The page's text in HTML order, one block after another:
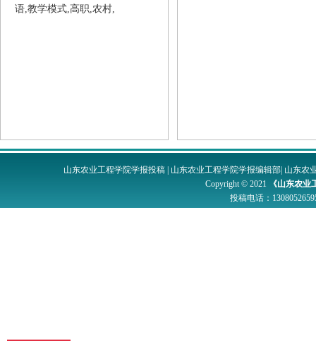
语,教学模式,高职,农村,
山东农业工程学院学报投稿 山东农业工程学院学报编辑部 山东农
Copyright © 2021
《山东农
投稿电话：